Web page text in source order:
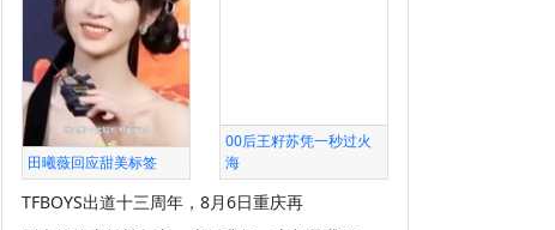
田曦薇回应甜美标签
00后王籽苏凭一秒过火
海
TFBOYS出道十三周年，8月6日重庆再